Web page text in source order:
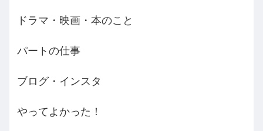
ドラマ・映画・本のこと
パートの仕事
ブログ・インスタ
やってよかった！